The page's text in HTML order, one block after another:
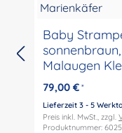
Baby
Malaugen
79,00 € *
Lieferzeit 3 - 5
Preis inkl. MwSt., zzgl.
Produktnummer: